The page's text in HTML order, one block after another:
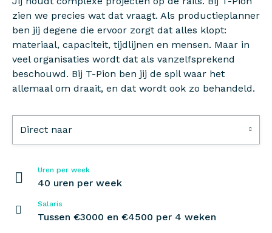
zien we precies wat dat vraagt. Als productieplanner
ben jij degene die ervoor zorgt dat alles klopt:
materiaal, capaciteit, tijdlijnen en mensen. Maar in
veel organisaties wordt dat als vanzelfsprekend
beschouwd. Bij T-Pion ben jij de spil waar het
allemaal om draait, en dat wordt ook zo behandeld.
Direct naar
Uren per week
40 uren per week
Salaris
Tussen €3000 en €4500 per 4 weken